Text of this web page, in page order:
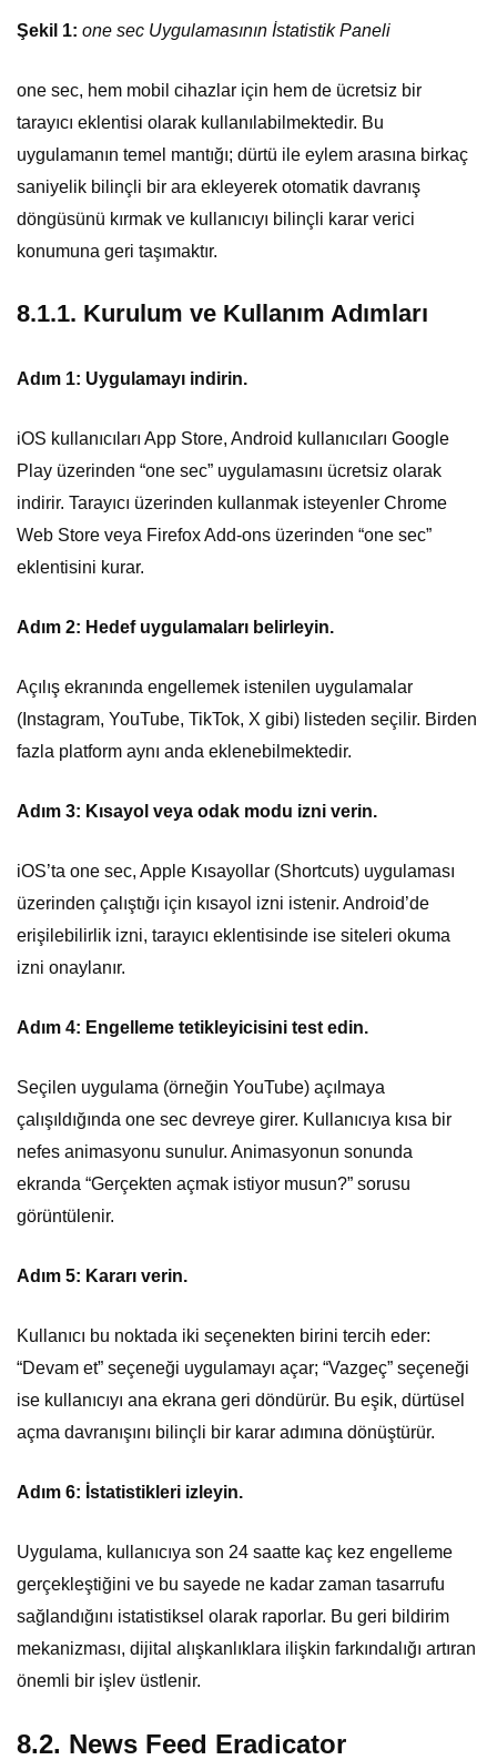
Şekil 1: one sec Uygulamasının İstatistik Paneli
one sec, hem mobil cihazlar için hem de ücretsiz bir
tarayıcı eklentisi olarak kullanılabilmektedir. Bu
uygulamanın temel mantığı; dürtü ile eylem arasına birkaç
saniyelik bilinçli bir ara ekleyerek otomatik davranış
döngüsünü kırmak ve kullanıcıyı bilinçli karar verici
konumuna geri taşımaktır.
8.1.1. Kurulum ve Kullanım Adımları
Adım 1: Uygulamayı indirin.
iOS kullanıcıları App Store, Android kullanıcıları Google
Play üzerinden “one sec” uygulamasını ücretsiz olarak
indirir. Tarayıcı üzerinden kullanmak isteyenler Chrome
Web Store veya Firefox Add-ons üzerinden “one sec”
eklentisini kurar.
Adım 2: Hedef uygulamaları belirleyin.
Açılış ekranında engellemek istenilen uygulamalar
(Instagram, YouTube, TikTok, X gibi) listeden seçilir. Birden
fazla platform aynı anda eklenebilmektedir.
Adım 3: Kısayol veya odak modu izni verin.
iOS’ta one sec, Apple Kısayollar (Shortcuts) uygulaması
üzerinden çalıştığı için kısayol izni istenir. Android’de
erişilebilirlik izni, tarayıcı eklentisinde ise siteleri okuma
izni onaylanır.
Adım 4: Engelleme tetikleyicisini test edin.
Seçilen uygulama (örneğin YouTube) açılmaya
çalışıldığında one sec devreye girer. Kullanıcıya kısa bir
nefes animasyonu sunulur. Animasyonun sonunda
ekranda “Gerçekten açmak istiyor musun?” sorusu
görüntülenir.
Adım 5: Kararı verin.
Kullanıcı bu noktada iki seçenekten birini tercih eder:
“Devam et” seçeneği uygulamayı açar; “Vazgeç” seçeneği
ise kullanıcıyı ana ekrana geri döndürür. Bu eşik, dürtüsel
açma davranışını bilinçli bir karar adımına dönüştürür.
Adım 6: İstatistikleri izleyin.
Uygulama, kullanıcıya son 24 saatte kaç kez engelleme
gerçekleştiğini ve bu sayede ne kadar zaman tasarrufu
sağlandığını istatistiksel olarak raporlar. Bu geri bildirim
mekanizması, dijital alışkanlıklara ilişkin farkındalığı artıran
önemli bir işlev üstlenir.
8.2. News Feed Eradicator